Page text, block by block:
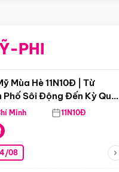
PHI
Mùa Hè 11N10Đ | Từ
Phố Sôi Động Đến Kỳ Quan
Mỹ
Minh 11N10Đ
08